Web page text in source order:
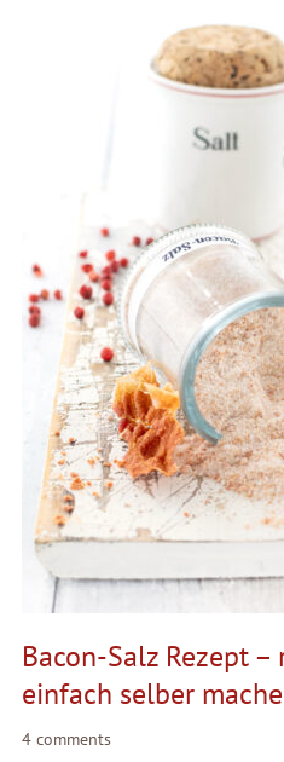
Bacon-Salz Rezept –
einfach selber
4 comments